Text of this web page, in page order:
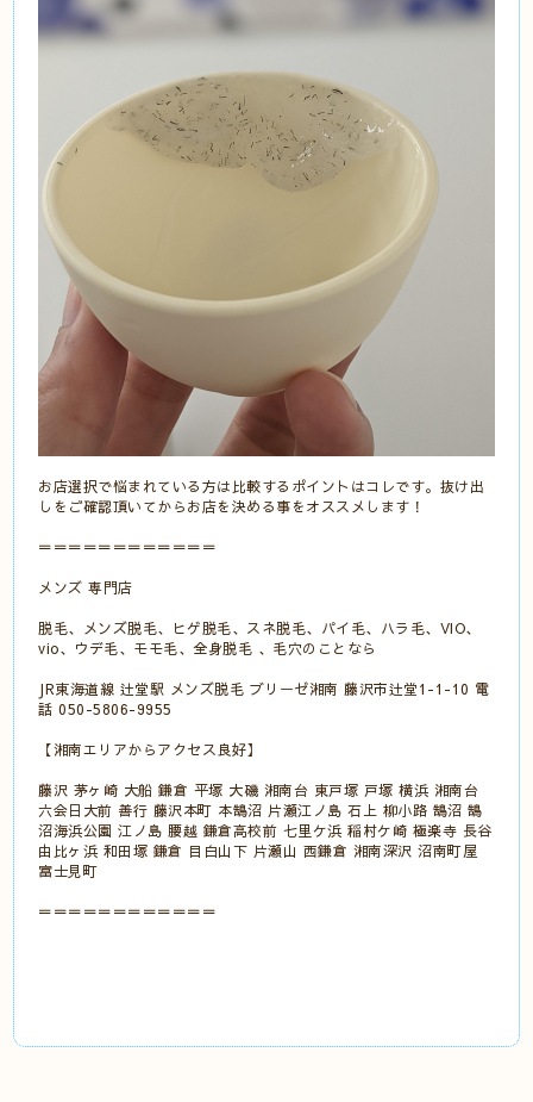
お店選択で悩まれている方は比較するポイントはコレです。抜け出
しをご確認頂いてからお店を決める事をオススメします！
＝＝＝＝＝＝＝＝＝＝＝＝
メンズ 専門店
脱毛、メンズ脱毛、ヒゲ脱毛、スネ脱毛、パイ毛、ハラ毛、VIO、
vio、ウデ毛、モモ毛、全身脱毛 、毛穴のことなら
JR東海道線 辻堂駅 メンズ脱毛 ブリーゼ湘南 藤沢市辻堂1-1-10 電
話 050-5806-9955
【湘南エリアからアクセス良好】
藤沢 茅ヶ崎 大船 鎌倉 平塚 大磯 湘南台 東戸塚 戸塚 横浜 湘南台
六会日大前 善行 藤沢本町 本鵠沼 片瀬江ノ島 石上 柳小路 鵠沼 鵠
沼海浜公園 江ノ島 腰越 鎌倉高校前 七里ケ浜 稲村ケ崎 極楽寺 長谷
由比ヶ浜 和田塚 鎌倉 目白山下 片瀬山 西鎌倉 湘南深沢 沼南町屋
富士見町
＝＝＝＝＝＝＝＝＝＝＝＝